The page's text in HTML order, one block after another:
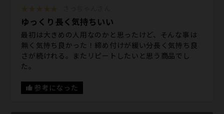
ゆっくり長く気持ちいい
最初は大きめの人用なのかと思ったけど、そんな事は
無く気持ち良かった！締め付けが緩い分長く気持ち良
さが続けれる。またリピートしたいと思う商品でし
た。
参考になった